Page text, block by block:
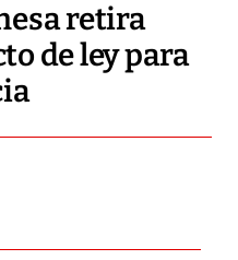
retira
de ley para